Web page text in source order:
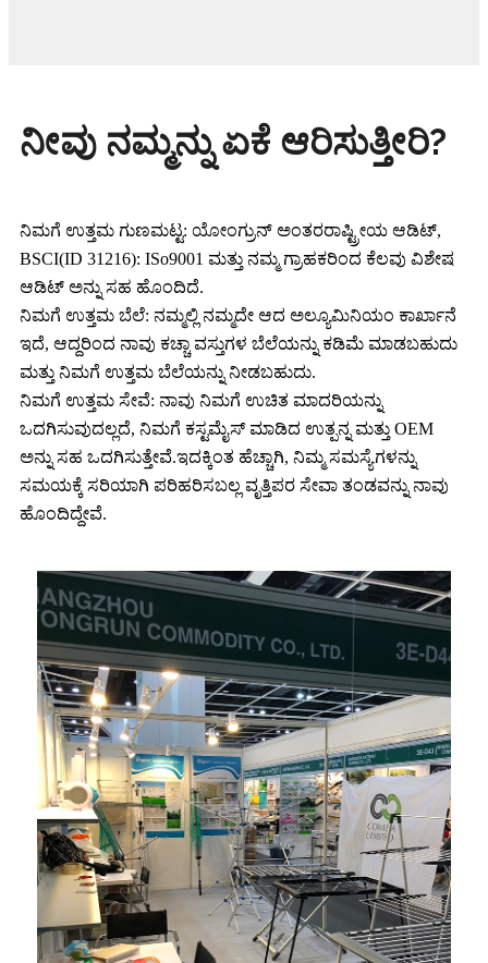
ನೀವು ನಮ್ಮನ್ನು ಏಕೆ ಆರಿಸುತ್ತೀರಿ?
ನಿಮಗೆ ಉತ್ತಮ ಗುಣಮಟ್ಟ: ಯೋಂಗ್ರುನ್ ಅಂತರರಾಷ್ಟ್ರೀಯ ಆಡಿಟ್,
BSCI(ID 31216): ISo9001 ಮತ್ತು ನಮ್ಮ ಗ್ರಾಹಕರಿಂದ ಕೆಲವು ವಿಶೇಷ
ಆಡಿಟ್ ಅನ್ನು ಸಹ ಹೊಂದಿದೆ.
ನಿಮಗೆ ಉತ್ತಮ ಬೆಲೆ: ನಮ್ಮಲ್ಲಿ ನಮ್ಮದೇ ಆದ ಅಲ್ಯೂಮಿನಿಯಂ ಕಾರ್ಖಾನೆ
ಇದೆ, ಆದ್ದರಿಂದ ನಾವು ಕಚ್ಚಾ ವಸ್ತುಗಳ ಬೆಲೆಯನ್ನು ಕಡಿಮೆ ಮಾಡಬಹುದು
ಮತ್ತು ನಿಮಗೆ ಉತ್ತಮ ಬೆಲೆಯನ್ನು ನೀಡಬಹುದು.
ನಿಮಗೆ ಉತ್ತಮ ಸೇವೆ: ನಾವು ನಿಮಗೆ ಉಚಿತ ಮಾದರಿಯನ್ನು
ಒದಗಿಸುವುದಲ್ಲದೆ, ನಿಮಗೆ ಕಸ್ಟಮೈಸ್ ಮಾಡಿದ ಉತ್ಪನ್ನ ಮತ್ತು OEM
ಅನ್ನು ಸಹ ಒದಗಿಸುತ್ತೇವೆ.ಇದಕ್ಕಿಂತ ಹೆಚ್ಚಾಗಿ, ನಿಮ್ಮ ಸಮಸ್ಯೆಗಳನ್ನು
ಸಮಯಕ್ಕೆ ಸರಿಯಾಗಿ ಪರಿಹರಿಸಬಲ್ಲ ವೃತ್ತಿಪರ ಸೇವಾ ತಂಡವನ್ನು ನಾವು
ಹೊಂದಿದ್ದೇವೆ.